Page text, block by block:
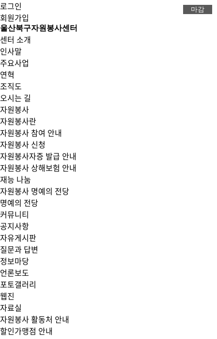
로그인
회원가입
울산북구자원봉사센터
센터 소개
인사말
주요사업
연혁
조직도
오시는 길
자원봉사
자원봉사란
자원봉사 참여 안내
자원봉사 신청
자원봉사자증 발급 안내
자원봉사 상해보험 안내
재능 나눔
자원봉사 명예의 전당
명예의 전당
커뮤니티
공지사항
자유게시판
질문과 답변
정보마당
언론보도
포토갤러리
웹진
자료실
자원봉사 활동처 안내
할인가맹점 안내
마감
마감
마감
마감
마감
마감
마감
마감
마감
마감
마감
마감
마감